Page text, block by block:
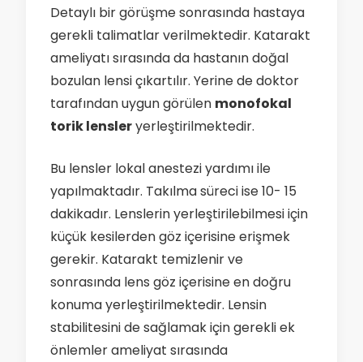
Detaylı bir görüşme sonrasında hastaya
gerekli talimatlar verilmektedir. Katarakt
ameliyatı sırasında da hastanın doğal
bozulan lensi çıkartılır. Yerine de doktor
tarafından uygun görülen monofokal
torik lensleryerleştirilmektedir.
Bu lensler lokal anestezi yardımı ile
yapılmaktadır. Takılma süreci ise 10- 15
dakikadır. Lenslerin yerleştirilebilmesi için
küçük kesilerden göz içerisine erişmek
gerekir. Katarakt temizlenir ve
sonrasında lens göz içerisine en doğru
konuma yerleştirilmektedir. Lensin
stabilitesini de sağlamak için gerekli ek
önlemler ameliyat sırasında